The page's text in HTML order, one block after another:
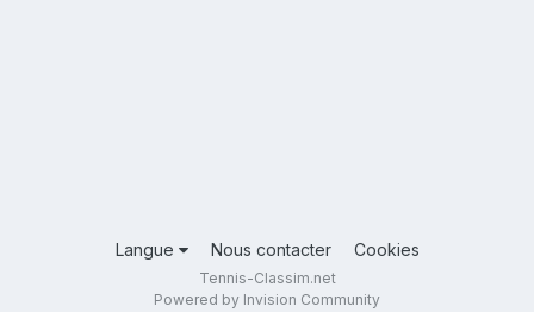
Langue Nous contacter Cookies
Tennis-Classim.net
Powered by Invision Community